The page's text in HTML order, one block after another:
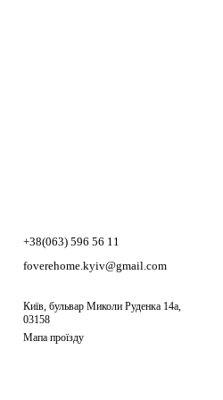
+38(063) 596 56 11
foverehome.kyiv@gmail.com
Київ, бульвар Миколи Руденка 14а,
03158
Мапа проїзду